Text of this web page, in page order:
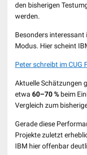
den bisherigen
werden.
Besonders interessant
Modus. Hier scheint
Peter schreibt im CUG
Aktuelle Schätzungen
etwa 60–70 % beim
Vergleich zum
Gerade diese
Projekte zuletzt
IBM hier offenbar